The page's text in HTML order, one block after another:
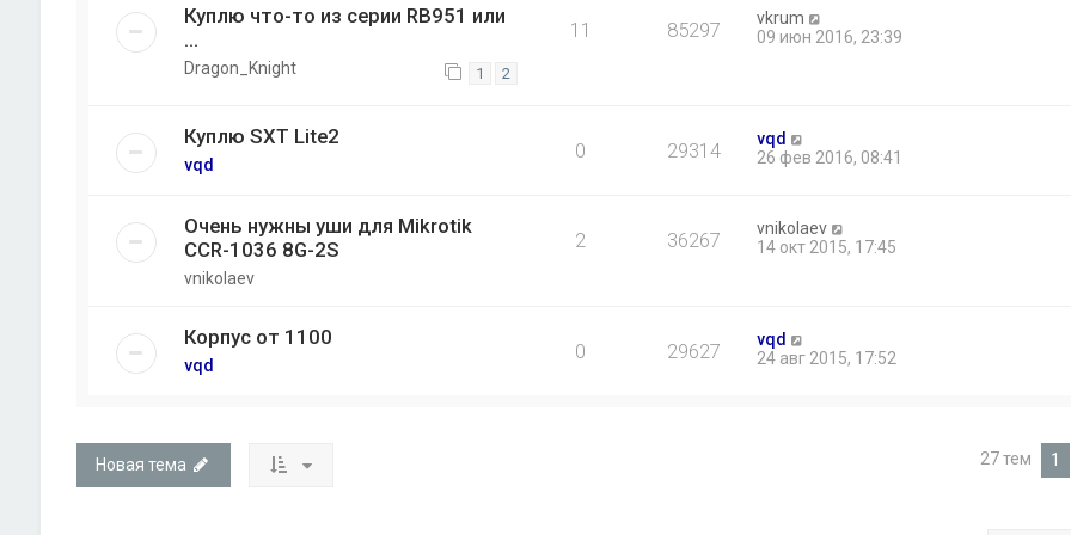
Куплю что-то из серии RB951 или
...
Dragon_Knight 1 2
11 85297
vkrum
09 июн 2016, 23:39
Куплю SXT Lite2
vqd
0 29314
vqd
26 фев 2016, 08:41
Очень нужны уши для Mikrotik
CCR-1036 8G-2S
vnikolaev
2 36267
vnikolaev
14 окт 2015, 17:45
Корпус от 1100
vqd
0 29627
vqd
24 авг 2015, 17:52
Новая тема 27 тем 1